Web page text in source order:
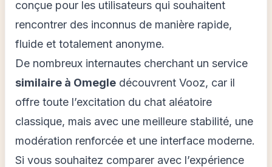
conçue pour les utilisateurs qui souhaitent
rencontrer des inconnus de manière rapide,
fluide et totalement anonyme.
De nombreux internautes cherchant un service
similaire à Omegle découvrent Vooz, car il
offre toute l’excitation du chat aléatoire
classique, mais avec une meilleure stabilité, une
modération renforcée et une interface moderne.
Si vous souhaitez comparer avec l’expérience